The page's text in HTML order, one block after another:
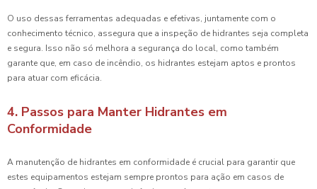
O uso dessas ferramentas adequadas e efetivas, juntamente com o
conhecimento técnico, assegura que a inspeção de hidrantes seja completa
e segura. Isso não só melhora a segurança do local, como também
garante que, em caso de incêndio, os hidrantes estejam aptos e prontos
para atuar com eficácia.
4. Passos para Manter Hidrantes em
Conformidade
A manutenção de hidrantes em conformidade é crucial para garantir que
estes equipamentos estejam sempre prontos para ação em casos de